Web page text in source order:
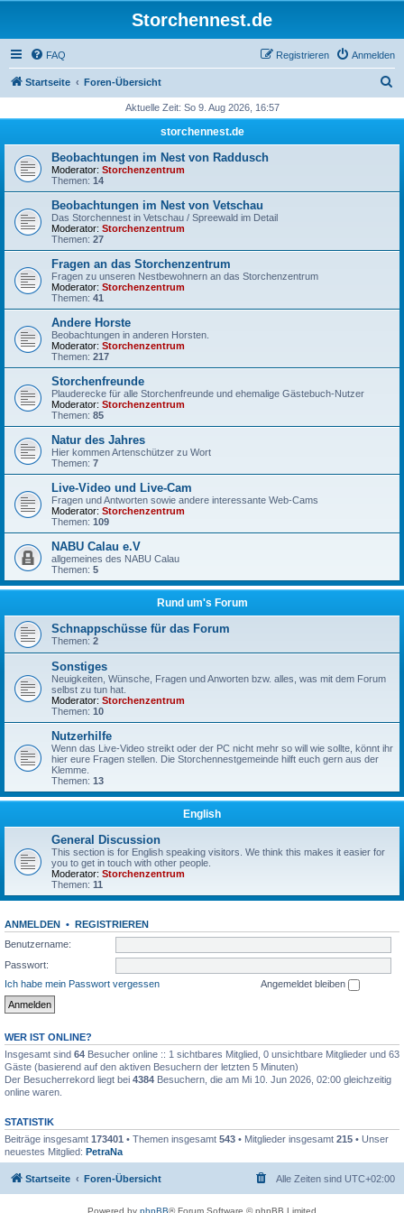
Storchennest.de
FAQ Anmelden
Registrieren
Startseite Foren-Übersicht
h
Aktuelle Zeit: So 9. Aug 2026, 16:57
storchennest.de
Beobachtungen im Nest von Raddusch
Moderator: Storchenzentrum
Themen: 14
Beobachtungen im Nest von Vetschau
Das Storchennest in Vetschau / Spreewald im Detail
Moderator: Storchenzentrum
Themen: 27
Fragen an das Storchenzentrum
Fragen zu unseren Nestbewohnern an das Storchenzentrum
Moderator: Storchenzentrum
Themen: 41
Andere Horste
Beobachtungen in anderen Horsten.
Moderator: Storchenzentrum
Themen: 217
Storchenfreunde
Plauderecke für alle Storchenfreunde und ehemalige Gästebuch-Nutzer
Moderator: Storchenzentrum
Themen: 85
Natur des Jahres
Hier kommen Artenschützer zu Wort
Themen: 7
Live-Video und Live-Cam
Fragen und Antworten sowie andere interessante Web-Cams
Moderator: Storchenzentrum
Themen: 109
NABU Calau e.V
allgemeines des NABU Calau
Themen: 5
Rund um's Forum
Schnappschüsse für das Forum
Themen: 2
Sonstiges
Neuigkeiten, Wünsche, Fragen und Anworten bzw. alles, was mit dem Forum
selbst zu tun hat.
Moderator: Storchenzentrum
Themen: 10
Nutzerhilfe
Wenn das Live-Video streikt oder der PC nicht mehr so will wie sollte, könnt ihr
hier eure Fragen stellen. Die Storchennestgemeinde hilft euch gern aus der
Klemme.
Themen: 13
English
General Discussion
This section is for English speaking visitors. We think this makes it easier for
you to get in touch with other people.
Moderator: Storchenzentrum
Themen: 11
ANMELDEN • REGISTRIEREN
Benutzername:
Passwort:
Ich habe mein Passwort vergessen
Angemeldet bleiben
WER IST ONLINE?
Insgesamt sind 64 Besucher online :: 1 sichtbares Mitglied, 0 unsichtbare Mitglieder und 63
Gäste (basierend auf den aktiven Besuchern der letzten 5 Minuten)
Der Besucherrekord liegt bei 4384 Besuchern, die am Mi 10. Jun 2026, 02:00 gleichzeitig
online waren.
STATISTIK
Beiträge insgesamt 173401 • Themen insgesamt 543 • Mitglieder insgesamt 215 • Unser
neuestes Mitglied: PetraNa
Startseite Foren-Übersicht Alle Zeiten sind UTC+02:00
Powered by phpBB® Forum Software © phpBB Limited